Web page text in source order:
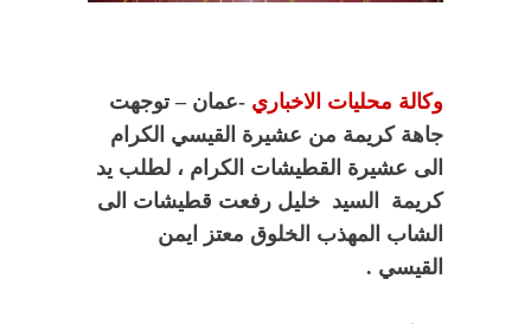
وكالة محليات الاخباري -عمان – توجهت
جاهة كريمة من عشيرة القيسي الكرام
الى عشيرة القطيشات الكرام ، لطلب يد
كريمة السيد خليل رفعت قطيشات الى
الشاب المهذب الخلوق معتز ايمن
القيسي .